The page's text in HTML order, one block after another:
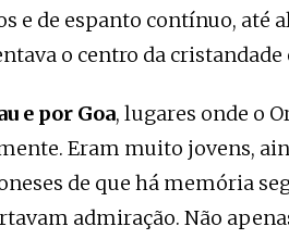
e de espanto contínuo, até
o centro da
e por Goa, lugares onde o
Eram muito jovens,
de que há memória
admiração. Não